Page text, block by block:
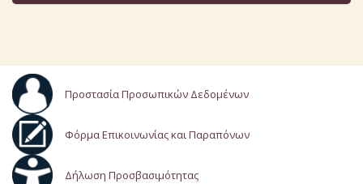
Προστασία Προσωπικών Δεδομένων
Φόρμα Επικοινωνίας και Παραπόνων
Δήλωση Προσβασιμότητας